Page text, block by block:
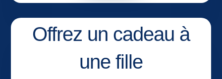
Offrez un cadeau à
une fille